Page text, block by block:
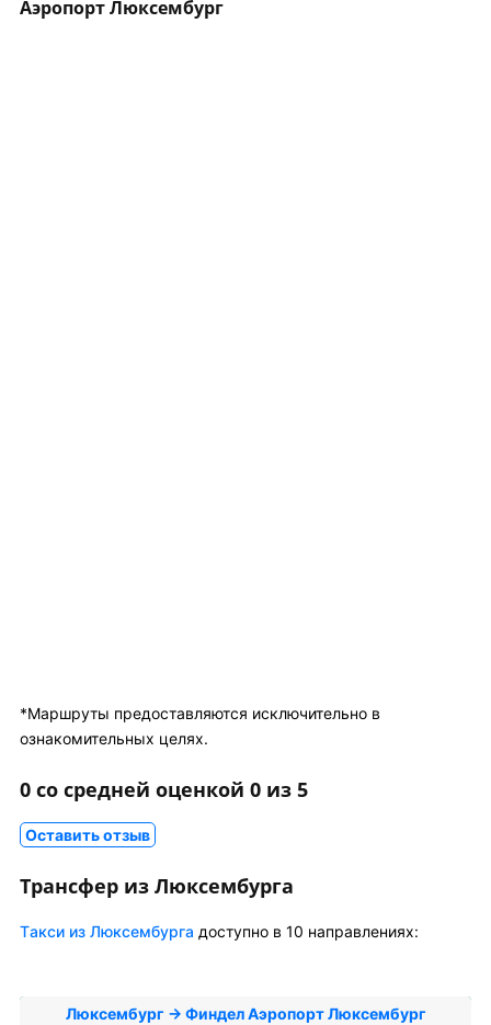
Аэропорт Люксембург
*Маршруты предоставляются исключительно в
ознакомительных целях.
0 со средней оценкой 0 из 5
Оставить отзыв
Трансфер из Люксембурга
Tакси из Люксембурга доступно в 10 направлениях:
Люксембург → Финдел Аэропорт Люксембург